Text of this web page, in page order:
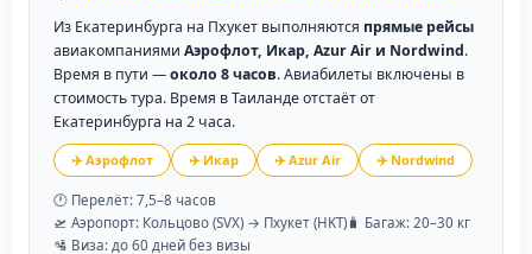
Из Екатеринбурга на Пхукет выполняются прямые рейсы
авиакомпаниями Аэрофлот, Икар, Azur Air и Nordwind.
Время в пути —около 8 часов. Авиабилеты включены в
стоимость тура. Время в Таиланде отстаёт от
Екатеринбурга на 2 часа.
✈️ Аэрофлот ✈️ Икар ✈️ Azur Air ✈️ Nordwind
🕐 Перелёт: 7,5–8 часов
🛫 Аэропорт: Кольцово (SVX) → Пхукет (HKT) 🧳 Багаж: 20–30 кг
🛂 Виза: до 60 дней без визы